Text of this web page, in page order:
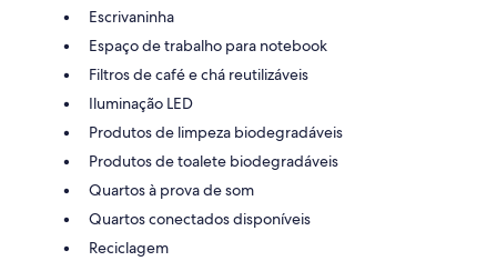
Escrivaninha
Espaço de trabalho para notebook
Filtros de café e chá reutilizáveis
Iluminação LED
Produtos de limpeza biodegradáveis
Produtos de toalete biodegradáveis
Quartos à prova de som
Quartos conectados disponíveis
Reciclagem